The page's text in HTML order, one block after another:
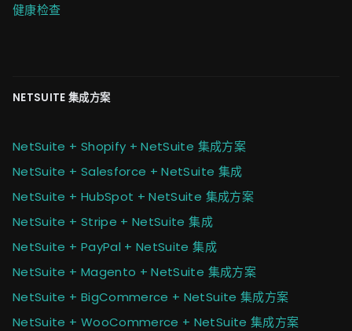
健康检查
NETSUITE 集成方案
NetSuite + Shopify + NetSuite 集成方案
NetSuite + Salesforce + NetSuite 集成
NetSuite + HubSpot + NetSuite 集成方案
NetSuite + Stripe + NetSuite 集成
NetSuite + PayPal + NetSuite 集成
NetSuite + Magento + NetSuite 集成方案
NetSuite + BigCommerce + NetSuite 集成方案
NetSuite + WooCommerce + NetSuite 集成方案